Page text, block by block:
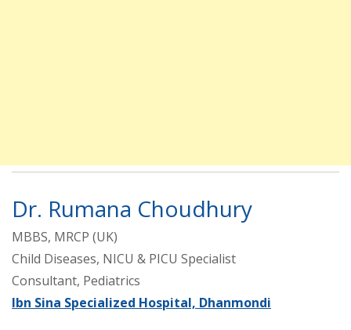
Dr. Rumana Choudhury
MBBS, MRCP (UK)
Child Diseases, NICU & PICU Specialist
Consultant, Pediatrics
Ibn Sina Specialized Hospital, Dhanmondi